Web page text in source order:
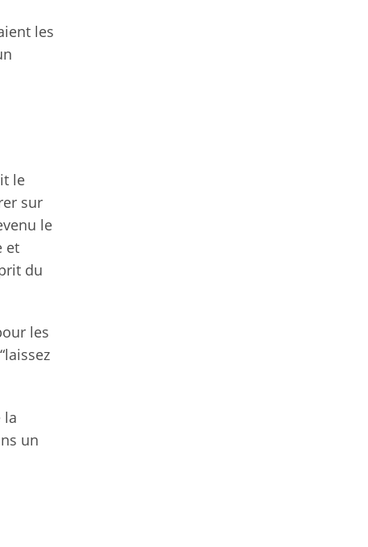
les
le
sur
le
et
du
les
la
un